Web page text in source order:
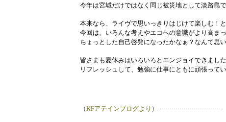
今年は宮城だけではなく同じ被災地として淡路島
本来なら、ライヴで思いっきりはじけて楽しむ！
今回は、いろんな考えやエコへの意識がより高ま
ちょっとした自己啓発になったかなぁ？なんて思い
皆さまも夏休みはいろいろとエンジョイできまし
リフレッシュして、勉強に仕事にともに頑張って
（KFアテインブログより ）--------------------------------